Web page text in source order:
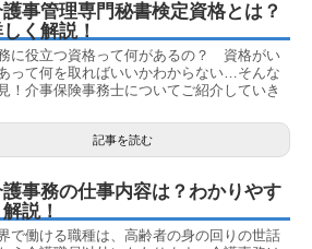
事管理専門秘書検定資格とは？
く解説！
に役立つ資格って何があるの？ 資格がい
って何を取ればいいかわからない…そんな
！介事保険事務士についてご紹介していき
記事を読む
事務の仕事内容は？わかりやす
解説！
で働ける職種は、高齢者の身の回りの世話